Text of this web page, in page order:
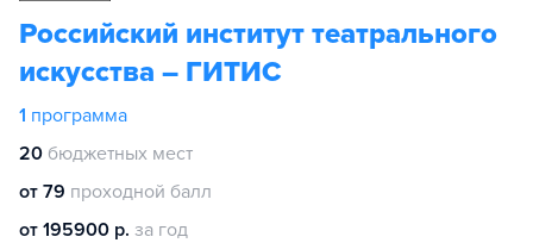
Российский институт театрального
искусства – ГИТИС
1 программа
20 бюджетных мест
от 79 проходной балл
от 195900 р. за год